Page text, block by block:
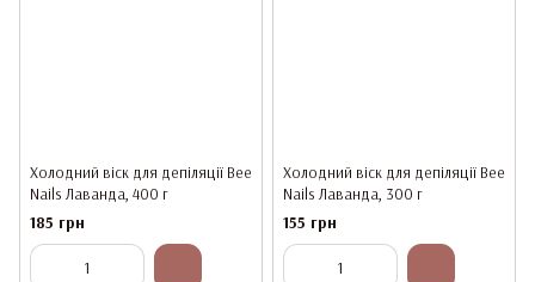
Холодний віск для депіляції Bee
Nails Лаванда, 400 г
185 грн
Холодний віск для депіляції Bee
Nails Лаванда, 300 г
155 грн